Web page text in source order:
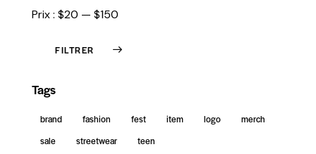
FILTRER
Prix : $20 — $150
Tags
brand fashion fest item logo
merch
sale
streetwear teen